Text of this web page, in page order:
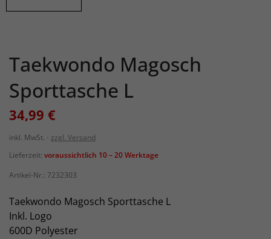
Taekwondo Magosch
Sporttasche L
34,99 €
inkl. MwSt.
zzgl. Versand
Lieferzeit: voraussichtlich 10 – 20 Werktage
Artikel-Nr.: 7232303
Taekwondo Magosch Sporttasche L
Inkl. Logo
600D Polyester